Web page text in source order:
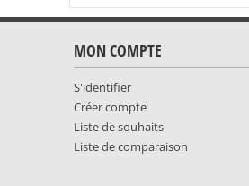
MON COMPTE
S'identifier
Créer compte
Liste de souhaits
Liste de comparaison